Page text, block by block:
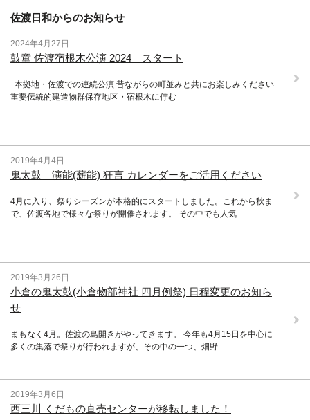
佐渡日和からのお知らせ
2024年4月27日
鼓童 佐渡宿根木公演 2024 スタート
本拠地・佐渡での連続公演 昔ながらの町並みと共にお楽しみください
重要伝統的建造物群保存地区・宿根木に佇む
2019年4月4日
鬼太鼓 演能(薪能) 狂言 カレンダーをご活用ください
4月に入り、祭りシーズンが本格的にスタートしました。これから秋ま
で、佐渡各地で様々な祭りが開催されます。 その中でも人気
2019年3月26日
小倉の鬼太鼓(小倉物部神社 四月例祭) 日程変更のお知ら
せ
まもなく4月。佐渡の島開きがやってきます。 今年も4月15日を中心に
多くの集落で祭りが行われますが、その中の一つ、畑野
2019年3月6日
西三川 くだもの直売センターが移転しました！